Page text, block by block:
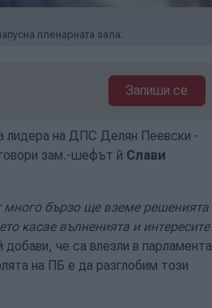
пленарната зала.
Запиши се
лидера на ДПС Делян Пеевски -
зам.-шефът й Слави
много бързо ще вземе решенията
касае вълненията и интересите
че са влезли в парламента
на ПБ е да разглобим този